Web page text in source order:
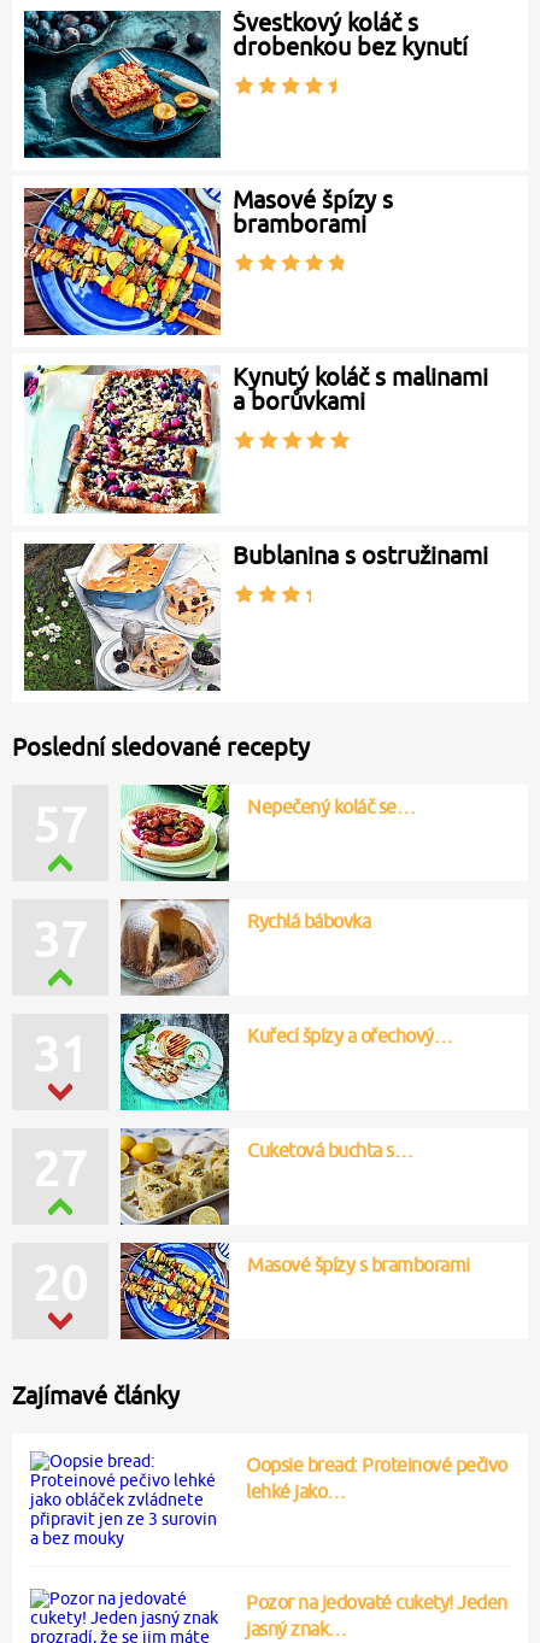
Švestkový koláč s
drobenkou bez kynutí
Masové špízy s
bramborami
Kynutý koláč s malinami
a borůvkami
Bublanina s ostružinami
Poslední sledované recepty
57 Nepečený koláč se…
37 Rychlá bábovka
31 Kuřecí špízy a ořechový…
27 Cuketová buchta s…
20 Masové špízy s bramborami
Zajímavé články
Oopsie bread: Proteinové pečivo
lehké jako…
Pozor na jedovaté cukety! Jeden
jasný znak…